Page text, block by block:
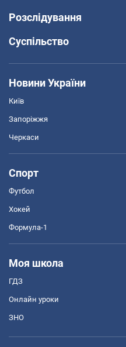
Розслідування
Суспільство
Новини України
Київ
Запоріжжя
Черкаси
Спорт
Футбол
Хокей
Формула-1
Моя школа
ГДЗ
Онлайн уроки
ЗНО